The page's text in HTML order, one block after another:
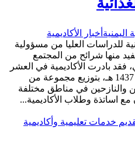
اليمنية أخبار الأكاديمية
للدراسات العليا من مسؤولية
منها شرائح من المجتمع
فقد بادرت الأكاديمية في العشر
الأواخر من شهر رمضان المبارك 1437 هـ، بتوزيع مجموعة من
والنازحين في مناطق مختلفة
اساتذة وطلاب الأكاديمية...